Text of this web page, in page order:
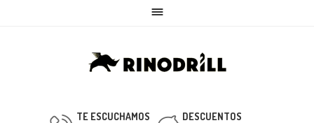

TE ESCUCHAMOS DESCUENTOS